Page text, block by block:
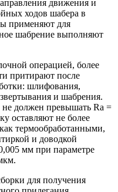
движения и
ходов шабера в
применяют для
шабрение выполняют
операцией, более
притирают после
шлифования,
и шабрения.
должен превышать Ra =
оставляют не более
термообработанными,
и доводкой
мм при параметре
для получения